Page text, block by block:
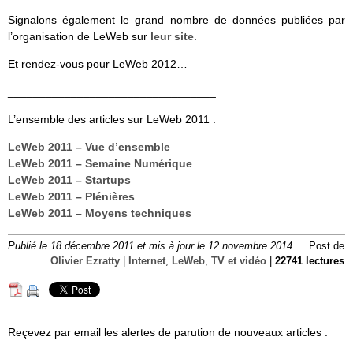
Signalons également le grand nombre de données publiées par
l’organisation de LeWeb sur leur site
Et rendez-vous pour LeWeb 2012…
L’ensemble des articles sur LeWeb 2011 :
LeWeb 2011 – Vue d’ensemble
LeWeb 2011 – Semaine Numérique
LeWeb 2011 – Startups
LeWeb 2011 – Plénières
LeWeb 2011 – Moyens techniques
Publié le 18 décembre 2011 et mis à jour le 12 novembre 2014
Post de
Olivier Ezratty
Internet, LeWeb, TV et vidéo 22741 lectures
Reçevez par email les alertes de parution de nouveaux articles :